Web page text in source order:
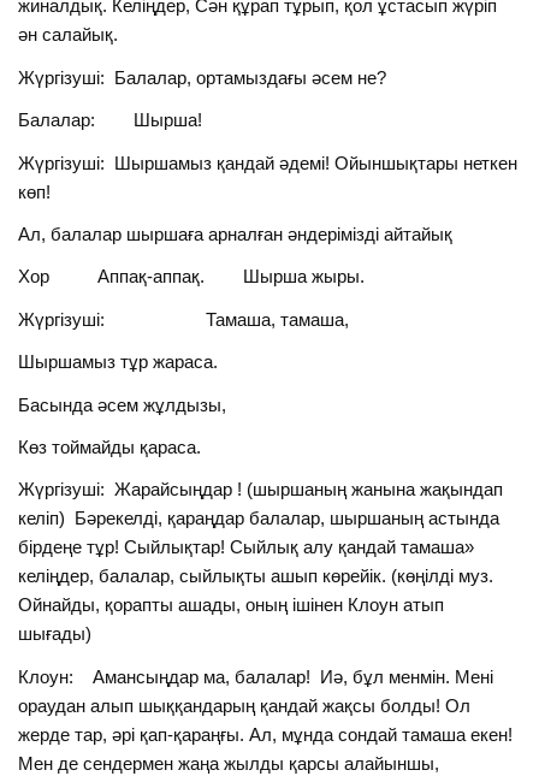
жиналдық. Келіңдер, Сән құрап тұрып, қол ұстасып жүріп
ән салайық.
Жүргізуші: Балалар, ортамыздағы әсем не?
Балалар: Шырша!
Жүргізуші: Шыршамыз қандай әдемі! Ойыншықтары неткен
көп!
Ал, балалар шыршаға арналған әндерімізді айтайық
Хор Аппақ-аппақ. Шырша жыры.
Жүргізуші: Тамаша, тамаша,
Шыршамыз тұр жараса.
Басында әсем жұлдызы,
Көз тоймайды қараса.
Жүргізуші: Жарайсыңдар ! (шыршаның жанына жақындап
келіп) Бәрекелді, қараңдар балалар, шыршаның астында
бірдеңе тұр! Сыйлықтар! Сыйлық алу қандай тамаша»
келіңдер, балалар, сыйлықты ашып көрейік. (көңілді муз.
Ойнайды, қорапты ашады, оның ішінен Клоун атып
шығады)
Клоун: Амансыңдар ма, балалар! Иә, бұл менмін. Мені
ораудан алып шыққандарың қандай жақсы болды! Ол
жерде тар, әрі қап-қараңғы. Ал, мұнда сондай тамаша екен!
Мен де сендермен жаңа жылды қарсы алайыншы,